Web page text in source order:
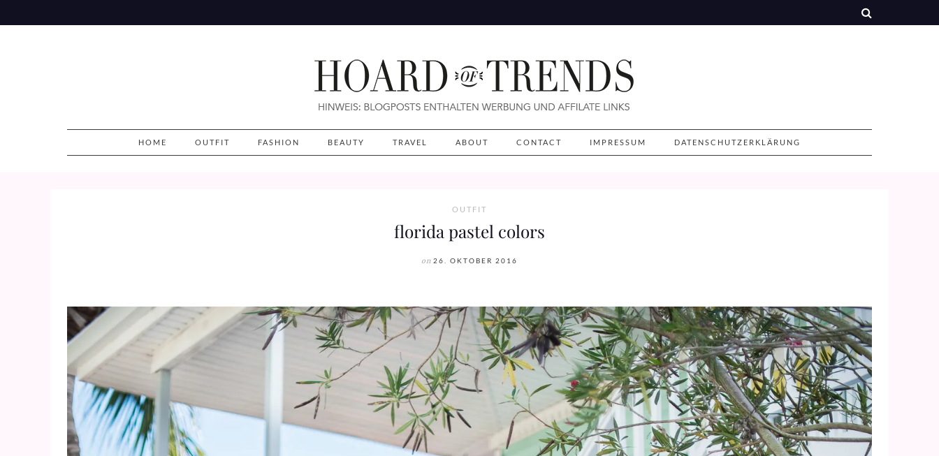
to
HOME OUTFIT FASHION BEAUTY TRAVEL ABOUT CONTACT IMPRESSUM DATENSCHUTZERKLÄRUNG
OUTFIT
florida pastel colors
on 26. OKTOBER 2016